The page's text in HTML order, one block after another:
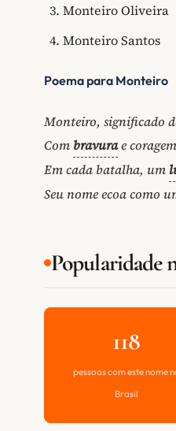
Monteiro Oliveira
Monteiro Santos
Poema para Monteiro
Monteiro, significado
Com bravurae
Em cada batalha, um
Seu nome ecoa como
Popularidade
118
pessoas com este nome
Brasil